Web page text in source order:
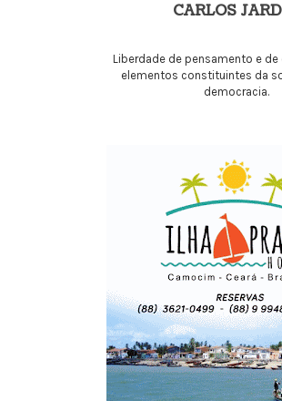
CARLOS
Liberdade de pensamento e
elementos constituintes da
democracia.